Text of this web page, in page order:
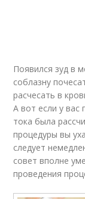
Появился зуд в
соблазну
расчесать в
А вот если у вас
тока была
процедуры вы
следует
совет вполне
проведения